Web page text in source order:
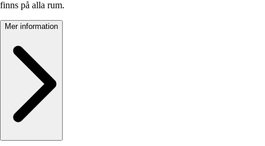
finns på alla rum.
Mer information